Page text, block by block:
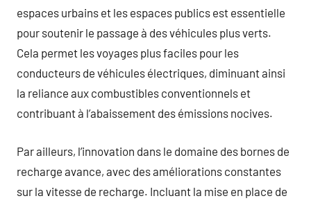
espaces urbains et les espaces publics est essentielle
pour soutenir le passage à des véhicules plus verts.
Cela permet les voyages plus faciles pour les
conducteurs de véhicules électriques, diminuant ainsi
la reliance aux combustibles conventionnels et
contribuant à l’abaissement des émissions nocives.
Par ailleurs, l’innovation dans le domaine des bornes de
recharge avance, avec des améliorations constantes
sur la vitesse de recharge. Incluant la mise en place de